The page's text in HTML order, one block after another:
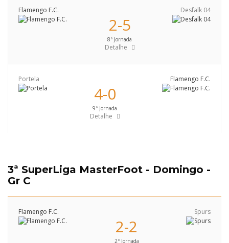
Flamengo F.C. Desfalk 04
2-5
8ª Jornada
Detalhe
Portela Flamengo F.C.
4-0
9ª Jornada
Detalhe
3ª SuperLiga MasterFoot - Domingo -
Gr C
Flamengo F.C. Spurs
2-2
2ª Jornada